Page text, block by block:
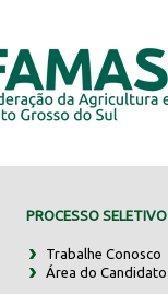
PROCESSO SELETIVO
Trabalhe Conosco
Área do Candidato